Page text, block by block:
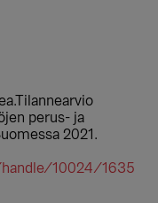
perus- ja
2021.
10024/1635